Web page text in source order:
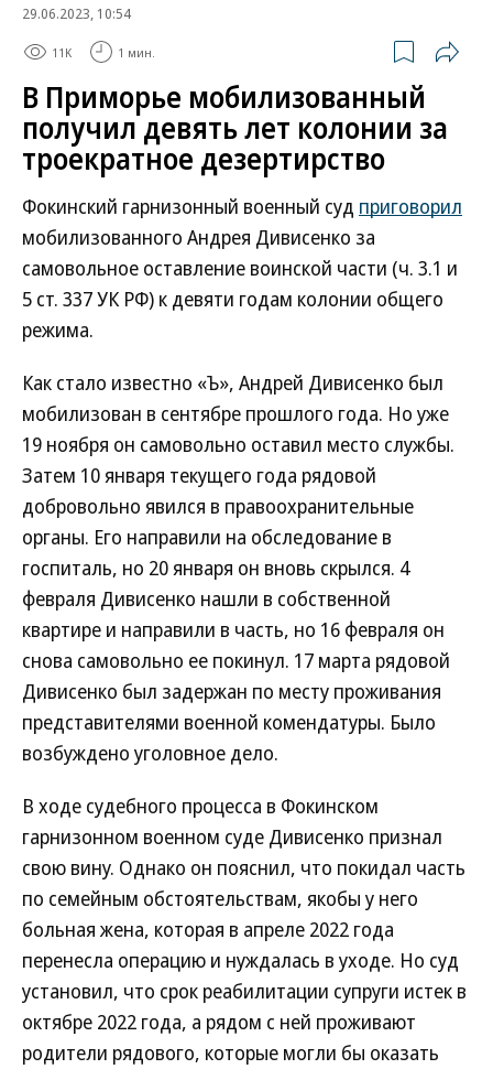
29.06.2023, 10:54
11K 1 мин.
В Приморье мобилизованный
получил девять лет колонии за
троекратное дезертирство
Фокинский гарнизонный военный суд приговорил
мобилизованного Андрея Дивисенко за
самовольное оставление воинской части (ч. 3.1 и
5 ст. 337 УК РФ) к девяти годам колонии общего
режима.
Как стало известно «Ъ», Андрей Дивисенко был
мобилизован в сентябре прошлого года. Но уже
19 ноября он самовольно оставил место службы.
Затем 10 января текущего года рядовой
добровольно явился в правоохранительные
органы. Его направили на обследование в
госпиталь, но 20 января он вновь скрылся. 4
февраля Дивисенко нашли в собственной
квартире и направили в часть, но 16 февраля он
снова самовольно ее покинул. 17 марта рядовой
Дивисенко был задержан по месту проживания
представителями военной комендатуры. Было
возбуждено уголовное дело.
В ходе судебного процесса в Фокинском
гарнизонном военном суде Дивисенко признал
свою вину. Однако он пояснил, что покидал часть
по семейным обстоятельствам, якобы у него
больная жена, которая в апреле 2022 года
перенесла операцию и нуждалась в уходе. Но суд
установил, что срок реабилитации супруги истек в
октябре 2022 года, а рядом с ней проживают
родители рядового, которые могли бы оказать